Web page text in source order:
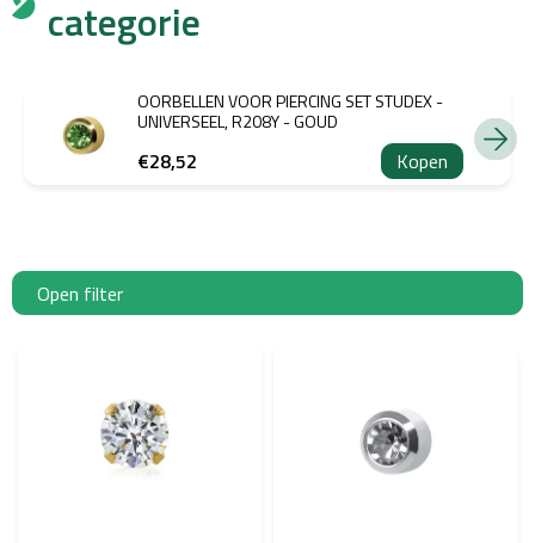
categorie
OORBELLEN VOOR PIERCING SET STUDEX -
UNIVERSEEL, R208Y - GOUD
€28,52 Kopen
Open filter